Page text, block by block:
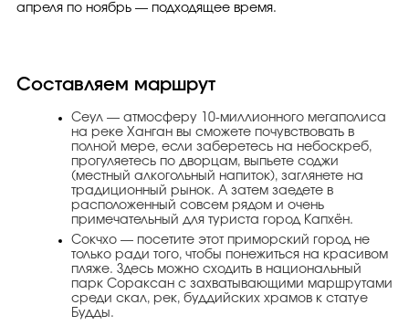
апреля по ноябрь — подходящее время.
Составляем маршрут
Сеул — атмосферу 10-миллионного мегаполиса
на реке Ханган вы сможете почувствовать в
полной мере, если заберетесь на небоскреб,
прогуляетесь по дворцам, выпьете соджи
(местный алкогольный напиток), заглянете на
традиционный рынок. А затем заедете в
расположенный совсем рядом и очень
примечательный для туриста город Капхён.
Сокчхо — посетите этот приморский город не
только ради того, чтобы понежиться на красивом
пляже. Здесь можно сходить в национальный
парк Сораксан с захватывающими маршрутами
среди скал, рек, буддийских храмов к статуе
Будды.